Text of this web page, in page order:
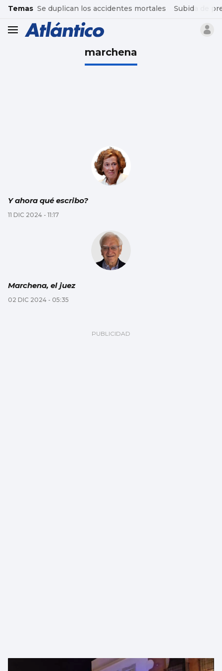
common.go-to-content
Temas Se duplican los accidentes mortales Subida de
header.menu.open
marchena
Y ahora qué escribo?
11 DIC 2024 - 11:17
Marchena, el juez
02 DIC 2024 - 05:35